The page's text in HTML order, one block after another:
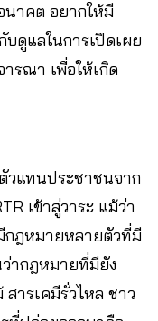
าคต อยากให้มี
ดูแลในการเปิดเผย
รณา เพื่อให้เกิด
ตัวแทนประชาชนจาก
เข้าสู่วาระ แม้ว่า
กฎหมายหลายตัวที่มี
ากฎหมายที่มียัง
ารเคมีรั่วไหล ชาว